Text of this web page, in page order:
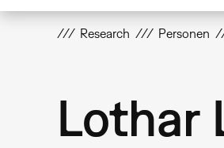
Research Personen
Lothar